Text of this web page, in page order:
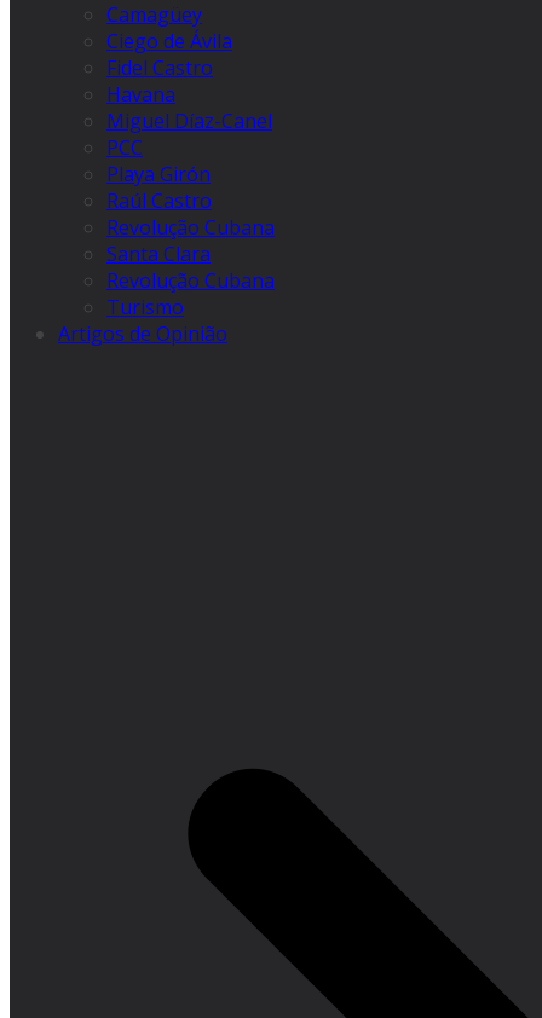
Camagüey
Ciego de Ávila
Fidel Castro
Havana
Miguel Díaz-Canel
PCC
Playa Girón
Raúl Castro
Revolução Cubana
Santa Clara
Revolução Cubana
Turismo
Artigos de Opinião